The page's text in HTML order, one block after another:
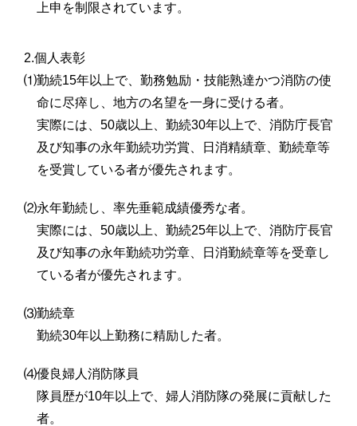
上申を制限されています。
2.個人表彰
⑴勤続15年以上で、勤務勉励・技能熟達かつ消防の使
命に尽瘁し、地方の名望を一身に受ける者。
実際には、50歳以上、勤続30年以上で、消防庁長官
及び知事の永年勤続功労賞、日消精績章、勤続章等
を受賞している者が優先されます。
⑵永年勤続し、率先垂範成績優秀な者。
実際には、50歳以上、勤続25年以上で、消防庁長官
及び知事の永年勤続功労章、日消勤続章等を受章し
ている者が優先されます。
⑶勤続章
勤続30年以上勤務に精励した者。
⑷優良婦人消防隊員
隊員歴が10年以上で、婦人消防隊の発展に貢献した
者。